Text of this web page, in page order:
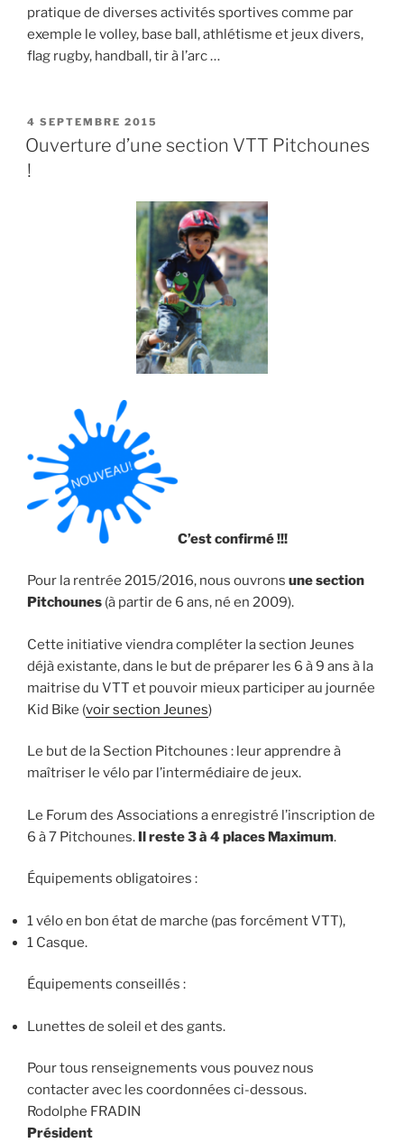
pratique de diverses activités sportives comme par
exemple le volley, base ball, athlétisme et jeux divers,
flag rugby, handball, tir à l’arc …
PUBLIÉ
LE
4 SEPTEMBRE 2015
Ouverture d’une section VTT Pitchounes
!
C’est confirmé !!!
Pour la rentrée 2015/2016, nous ouvrons une section
Pitchounes (à partir de 6 ans, né en 2009).
Cette initiative viendra compléter la section Jeunes
déjà existante, dans le but de préparer les 6 à 9 ans à la
maitrise du VTT et pouvoir mieux participer au journée
Kid Bike (voir section Jeunes)
Le but de la Section Pitchounes : leur apprendre à
maîtriser le vélo par l’intermédiaire de jeux.
Le Forum des Associations a enregistré l’inscription de
6 à 7 Pitchounes. Il reste 3 à 4 places Maximum.
Équipements obligatoires :
1 vélo en bon état de marche (pas forcément VTT),
1 Casque.
Équipements conseillés :
Lunettes de soleil et des gants.
Pour tous renseignements vous pouvez nous
contacter avec les coordonnées ci-dessous.
Rodolphe FRADIN
Président